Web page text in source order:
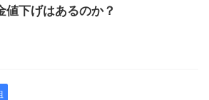
値下げはあるのか？